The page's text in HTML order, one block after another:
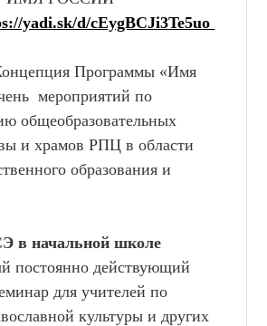
yadi.sk/d/cEygBCJi3Te5uo
Программы «Имя
мероприятий по
общеобразовательных
и храмов РПЦ в области
образования и
в начальной школе
постоянно действующий
для учителей по
культуры и других